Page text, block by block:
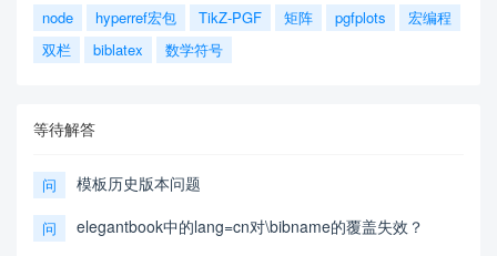
node
hyperref宏包 TikZ-PGF 矩阵 pgfplots
宏编程
双栏
biblatex 数学符号
等待解答
问 模板历史版本问题
问 elegantbook中的lang=cn对\bibname的覆盖失效？